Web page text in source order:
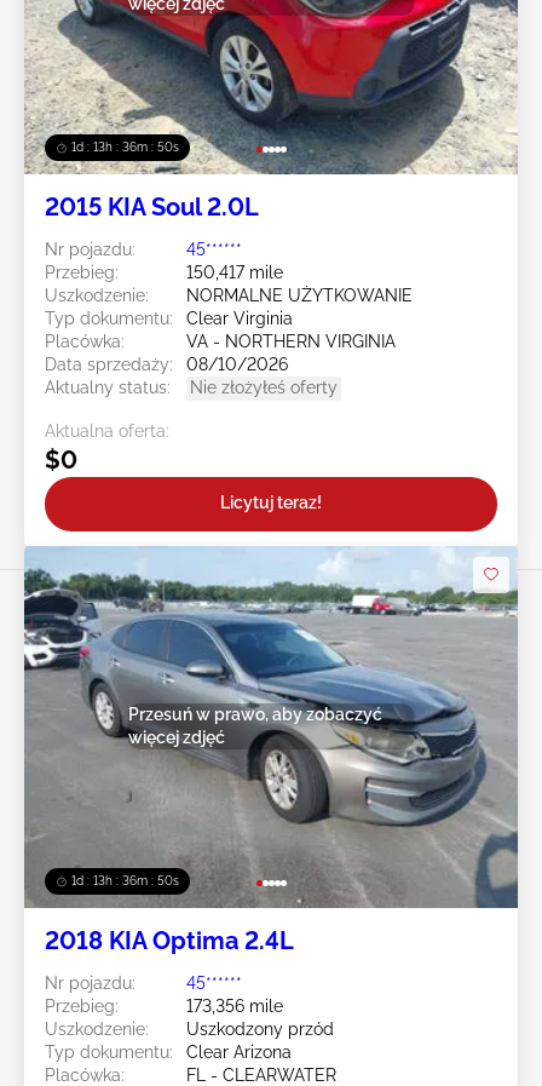
1d : 13h : 36m : 47s
2015 KIA Soul 2.0L
Nr pojazdu:
45******
Przebieg:
150,417 mile
Uszkodzenie:
NORMALNE UŻYTKOWANIE
Typ dokumentu:
Clear Virginia
Placówka:
VA - NORTHERN VIRGINIA
Data sprzedaży:
08/10/2026
Aktualny status:
Nie złożyłeś oferty
Aktualna oferta:
$0
Licytuj teraz!
1d : 13h : 36m : 47s
Przesuń w prawo, aby zobaczyć
więcej zdjęć
2018 KIA Optima 2.4L
Nr pojazdu:
45******
Przebieg:
173,356 mile
Uszkodzenie:
Uszkodzony przód
Typ dokumentu:
Clear Arizona
Placówka:
FL - CLEARWATER